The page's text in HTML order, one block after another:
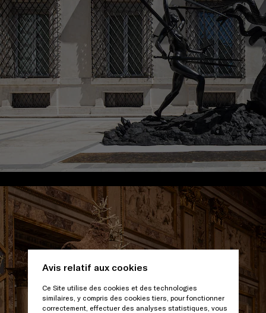
Avis relatif aux cookies
Ce Site utilise des cookies et des technologies
similaires, y compris des cookies tiers, pour fonctionner
correctement, effectuer des analyses statistiques, vous